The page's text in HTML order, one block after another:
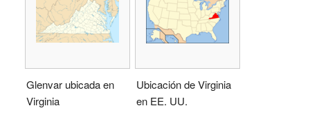
Glenvar ubicada en
Virginia
Ubicación de Virginia
en EE. UU.